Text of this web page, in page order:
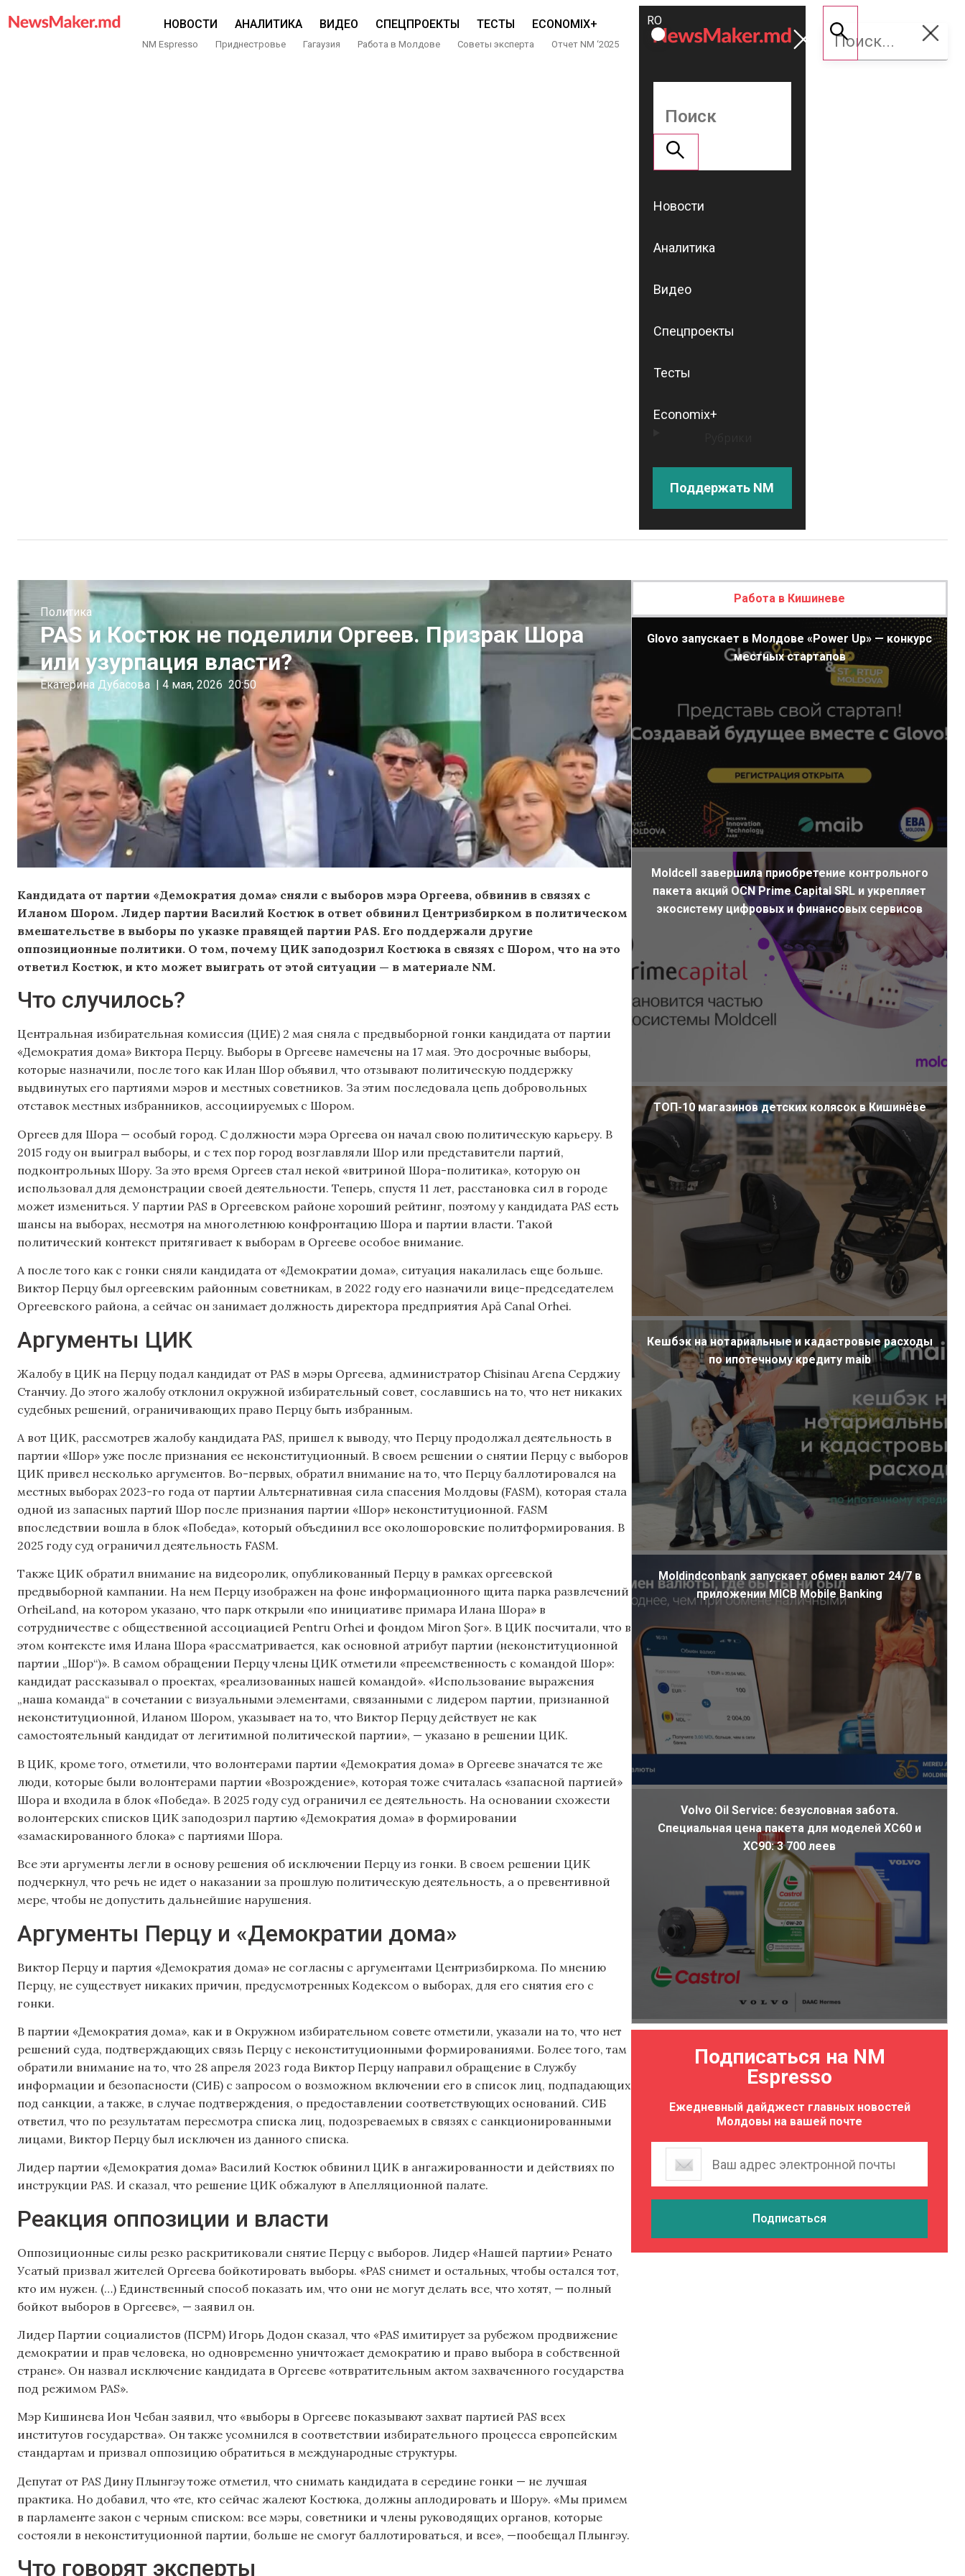
НОВОСТИ АНАЛИТИКА ВИДЕО СПЕЦПРОЕКТЫ ТЕСТЫ ECONOMIX+
NM Espresso Приднестровье Гагаузия Работа в Молдове Советы эксперта Отчет NM ‘2025
ROMÂNĂ
RU
Поддержать
NM
Новости
Аналитика
Видео
Спецпроекты
Тесты
Economix+
Поддержать NM
Политика
PAS и Костюк не поделили Оргеев. Призрак Шора
или узурпация власти?
Екатерина Дубасова | 4 мая, 2026 20:50
Кандидата от партии «Демократия дома» сняли с выборов мэра Оргеева, обвинив в связях с
Иланом Шором. Лидер партии Василий Костюк в ответ обвинил Центризбирком в политическом
вмешательстве в выборы по указке правящей партии PAS. Его поддержали другие
оппозиционные политики. О том, почему ЦИК заподозрил Костюка в связях с Шором, что на это
ответил Костюк, и кто может выиграть от этой ситуации — в материале NM.
Что случилось?
Центральная избирательная комиссия (ЦИЕ) 2 мая сняла с предвыборной гонки кандидата от партии
«Демократия дома» Виктора Перцу. Выборы в Оргееве намечены на 17 мая. Это досрочные выборы,
которые назначили, после того как Илан Шор объявил, что отзывают политическую поддержку
выдвинутых его партиями мэров и местных советников. За этим последовала цепь добровольных
отставок местных избранников, ассоциируемых с Шором.
Оргеев для Шора — особый город. С должности мэра Оргеева он начал свою политическую карьеру. В
2015 году он выиграл выборы, и с тех пор город возглавляли Шор или представители партий,
подконтрольных Шору. За это время Оргеев стал некой «витриной Шора-политика», которую он
использовал для демонстрации своей деятельности. Теперь, спустя 11 лет, расстановка сил в городе
может измениться. У партии PAS в Оргеевском районе хороший рейтинг, поэтому у кандидата PAS есть
шансы на выборах, несмотря на многолетнюю конфронтацию Шора и партии власти. Такой
политический контекст притягивает к выборам в Оргееве особое внимание.
А после того как с гонки сняли кандидата от «Демократии дома», ситуация накалилась еще больше.
Виктор Перцу был оргеевским районным советникам, в 2022 году его назначили вице-председателем
Оргеевского района, а сейчас он занимает должность директора предприятия Apă Canal Orhei.
Аргументы ЦИК
Жалобу в ЦИК на Перцу подал кандидат от PAS в мэры Оргеева, администратор Chisinau Arena Серджиу
Станчиу. До этого жалобу отклонил окружной избирательный совет, сославшись на то, что нет никаких
судебных решений, ограничивающих право Перцу быть избранным.
А вот ЦИК, рассмотрев жалобу кандидата PAS, пришел к выводу, что Перцу продолжал деятельность в
партии «Шор» уже после признания ее неконституционный. В своем решении о снятии Перцу с выборов
ЦИК привел несколько аргументов. Во-первых, обратил внимание на то, что Перцу баллотировался на
местных выборах 2023-го года от партии Альтернативная сила спасения Молдовы (FASM), которая стала
одной из запасных партий Шор после признания партии «Шор» неконституционной. FASM
впоследствии вошла в блок «Победа», который объединил все околошоровские политформирования. В
2025 году суд ограничил деятельность FASM.
Также ЦИК обратил внимание на видеоролик, опубликованный Перцу в рамках оргеевской
предвыборной кампании. На нем Перцу изображен на фоне информационного щита парка развлечений
OrheiLand, на котором указано, что парк открыли «по инициативе примара Илана Шора» в
сотрудничестве с общественной ассоциацией Pentru Orhei и фондом Miron Șor». В ЦИК посчитали, что в
этом контексте имя Илана Шора «рассматривается, как основной атрибут партии (неконституционной
партии „Шор“)». В самом обращении Перцу члены ЦИК отметили «преемственность с командой Шор»:
кандидат рассказывал о проектах, «реализованных нашей командой». «Использование выражения
„наша команда“ в сочетании с визуальными элементами, связанными с лидером партии, признанной
неконституционной, Иланом Шором, указывает на то, что Виктор Перцу действует не как
самостоятельный кандидат от легитимной политической партии», — указано в решении ЦИК.
В ЦИК, кроме того, отметили, что волонтерами партии «Демократия дома» в Оргееве значатся те же
люди, которые были волонтерами партии «Возрождение», которая тоже считалась «запасной партией»
Шора и входила в блок «Победа». В 2025 году суд ограничил ее деятельность. На основании схожести
волонтерских списков ЦИК заподозрил партию «Демократия дома» в формировании
«замаскированного блока» с партиями Шора.
Все эти аргументы легли в основу решения об исключении Перцу из гонки. В своем решении ЦИК
подчеркнул, что речь не идет о наказании за прошлую политическую деятельность, а о превентивной
мере, чтобы не допустить дальнейшие нарушения.
Аргументы Перцу и «Демократии дома»
Виктор Перцу и партия «Демократия дома» не согласны с аргументами Центризбиркома. По мнению
Перцу, не существует никаких причин, предусмотренных Кодексом о выборах, для его снятия его с
гонки.
В партии «Демократия дома», как и в Окружном избирательном совете отметили, указали на то, что нет
решений суда, подтверждающих связь Перцу с неконституционными формированиями. Более того, там
обратили внимание на то, что 28 апреля 2023 года Виктор Перцу направил обращение в Службу
информации и безопасности (СИБ) с запросом о возможном включении его в список лиц, подпадающих
под санкции, а также, в случае подтверждения, о предоставлении соответствующих оснований. СИБ
ответил, что по результатам пересмотра списка лиц, подозреваемых в связях с санкционированными
лицами, Виктор Перцу был исключен из данного списка.
Лидер партии «Демократия дома» Василий Костюк обвинил ЦИК в ангажированности и действиях по
инструкции PAS. И сказал, что решение ЦИК обжалуют в Апелляционной палате.
Реакция оппозиции и власти
Оппозиционные силы резко раскритиковали снятие Перцу с выборов. Лидер «Нашей партии» Ренато
Усатый призвал жителей Оргеева бойкотировать выборы. «PAS снимет и остальных, чтобы остался тот,
кто им нужен. (…) Единственный способ показать им, что они не могут делать все, что хотят, — полный
бойкот выборов в Оргееве», — заявил он.
Лидер Партии социалистов (ПСРМ) Игорь Додон сказал, что «PAS имитирует за рубежом продвижение
демократии и прав человека, но одновременно уничтожает демократию и право выбора в собственной
стране». Он назвал исключение кандидата в Оргееве «отвратительным актом захваченного государства
под режимом PAS».
Мэр Кишинева Ион Чебан заявил, что «выборы в Оргееве показывают захват партией PAS всех
институтов государства». Он также усомнился в соответствии избирательного процесса европейским
стандартам и призвал оппозицию обратиться в международные структуры.
Депутат от PAS Дину Плынгэу тоже отметил, что снимать кандидата в середине гонки — не лучшая
практика. Но добавил, что «те, кто сейчас жалеют Костюка, должны аплодировать и Шору». «Мы примем
в парламенте закон с черным списком: все мэры, советники и члены руководящих органов, которые
состояли в неконституционной партии, больше не смогут баллотироваться, и все», —пообещал Плынгэу.
Что говорят эксперты
Работа в Кишиневе
Glovo запускает в Молдове «Power Up» — конкурс
местных стартапов
Moldcell завершила приобретение контрольного
пакета акций OCN Prime Capital SRL и укрепляет
экосистему цифровых и финансовых сервисов
ТОП-10 магазинов детских колясок в Кишинёве
Кешбэк на нотариальные и кадастровые расходы
по ипотечному кредиту maib
Moldindconbank запускает обмен валют 24/7 в
приложении MICB Mobile Banking
Volvo Oil Service: безусловная забота.
Специальная цена пакета для моделей XC60 и
XC90: 3 700 леев
Подписаться на NM
Espresso
Ежедневный дайджест главных новостей
Молдовы на вашей почте